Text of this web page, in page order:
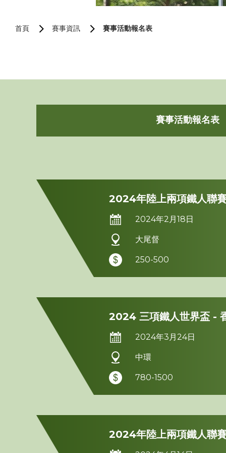
首頁 賽事資訊 賽事活動報名表
賽事活動報名表
2024年陸上兩項鐵人聯
2024年2月18日
大尾督
250-500
2024 三項鐵人世界盃 -
2024年3月24日
中環
780-1500
2024年陸上兩項鐵人聯